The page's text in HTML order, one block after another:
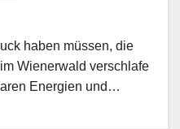
haben müssen, die
Wienerwald verschlafe
Energien und…